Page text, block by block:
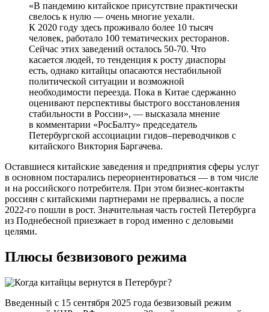
«В пандемию китайское присутствие практически
свелось к нулю — очень многие уехали.
К 2020 году здесь проживало более 10 тысяч
человек, работало 100 тематических ресторанов.
Сейчас этих заведений осталось 50-70. Что
касается людей, то тенденция к росту диаспоры
есть, однако китайцы опасаются нестабильной
политической ситуации и возможной
необходимости переезда. Пока в Китае сдержанно
оценивают перспективы быстрого восстановления
стабильности в России», — высказала мнение
в комментарии «РосБалту» председатель
Петербургской ассоциации гидов–переводчиков c
китайского Виктория Баргачева.
Оставшиеся китайские заведения и предприятия сферы услуг
в основном постарались переориентироваться — в том числе
и на российского потребителя. При этом бизнес-контакты
россиян с китайскими партнерами не прервались, а после
2022-го пошли в рост. Значительная часть гостей Петербурга
из Поднебесной приезжает в город именно с деловыми
целями.
Плюсы безвизового режима
Введенный с 15 сентября 2025 года безвизовый режим